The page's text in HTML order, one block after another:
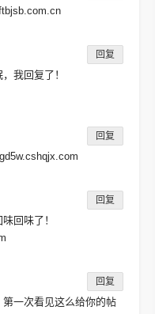
回复
我回复了！
回复
回复
回味了！
回复
一次看见这么给你的帖